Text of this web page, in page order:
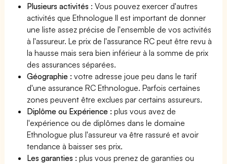
Plusieurs activités : Vous pouvez exercer d'autres
activités que Ethnologue Il est important de donner
une liste assez précise de l'ensemble de vos activités
à l'assureur. Le prix de l'assurance RC peut être revu à
la hausse mais sera bien inférieur à la somme de prix
des assurances séparées.
Géographie :votre adresse joue peu dans le tarif
d'une assurance RC Ethnologue. Parfois certaines
zones peuvent être exclues par certains assureurs.
Diplôme ou Expérience :plus vous avez de
l'expérience ou de diplômes dans le domaine
Ethnologue plus l'assureur va être rassuré et avoir
tendance à baisser ses prix.
Les garanties :plus vous prenez de garanties ou